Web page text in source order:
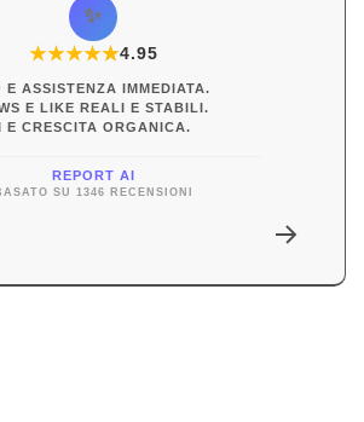
✨
★★★★★
★4.95
E ASSISTENZA IMMEDIATA.
E LIKE REALI E STABILI.
E CRESCITA ORGANICA.
REPORT AI
SU 1346 RECENSIONI